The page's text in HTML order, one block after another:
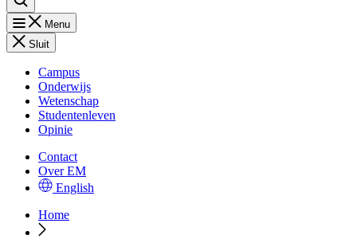
Menu
Sluit
Campus
Onderwijs
Wetenschap
Studentenleven
Opinie
Contact
Over EM
English
Home